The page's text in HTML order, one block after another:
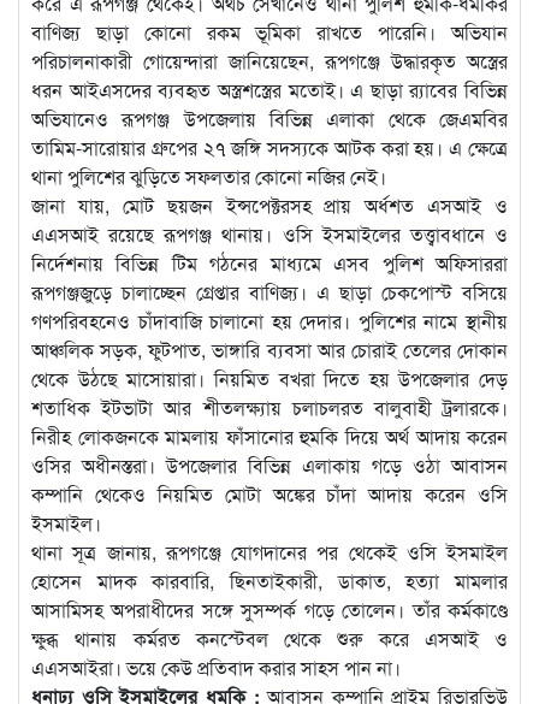
বাণিজ্য ছাড়া কোনো রকম ভূমিকা রাখতে পারেনি। অভিযান
পরিচালনাকারী গোয়েন্দারা জানিয়েছেন, রূপগঞ্জে উদ্ধারকৃত অস্ত্রের
ধরন আইএসদের ব্যবহৃত অস্ত্রশস্ত্রের মতোই। এ ছাড়া র‌্যাবের বিভিন্ন
অভিযানেও রূপগঞ্জ উপজেলায় বিভিন্ন এলাকা থেকে জেএমবির
তামিম-সারোয়ার গ্রুপের ২৭ জঙ্গি সদস্যকে আটক করা হয়। এ ক্ষেত্রে
থানা পুলিশের ঝুড়িতে সফলতার কোনো নজির নেই।
জানা যায়, মোট ছয়জন ইন্সপেক্টরসহ প্রায় অর্ধশত এসআই ও
এএসআই রয়েছে রূপগঞ্জ থানায়। ওসি ইসমাইলের তত্ত্বাবধানে ও
নির্দেশনায় বিভিন্ন টিম গঠনের মাধ্যমে এসব পুলিশ অফিসাররা
রূপগঞ্জজুড়ে চালাচ্ছেন গ্রেপ্তার বাণিজ্য। এ ছাড়া চেকপোস্ট বসিয়ে
গণপরিবহনেও চাঁদাবাজি চালানো হয় দেদার। পুলিশের নামে স্থানীয়
আঞ্চলিক সড়ক, ফুটপাত, ভাঙ্গারি ব্যবসা আর চোরাই তেলের দোকান
থেকে উঠছে মাসোয়ারা। নিয়মিত বখরা দিতে হয় উপজেলার দেড়
শতাধিক ইটভাটা আর শীতলক্ষ্যায় চলাচলরত বালুবাহী ট্রলারকে।
নিরীহ লোকজনকে মামলায় ফাঁসানোর হুমকি দিয়ে অর্থ আদায় করেন
ওসির অধীনস্তরা। উপজেলার বিভিন্ন এলাকায় গড়ে ওঠা আবাসন
কম্পানি থেকেও নিয়মিত মোটা অঙ্কের চাঁদা আদায় করেন ওসি
ইসমাইল।
থানা সূত্র জানায়, রূপগঞ্জে যোগদানের পর থেকেই ওসি ইসমাইল
হোসেন মাদক কারবারি, ছিনতাইকারী, ডাকাত, হত্যা মামলার
আসামিসহ অপরাধীদের সঙ্গে সুসম্পর্ক গড়ে তোলেন। তাঁর কর্মকাণ্ডে
ক্ষুব্ধ থানায় কর্মরত কনস্টেবল থেকে শুরু করে এসআই ও
এএসআইরা। ভয়ে কেউ প্রতিবাদ করার সাহস পান না।
ধনাঢ্য ওসি ইসমাইলের ধমকি : আবাসন কম্পানি প্রাইম রিভারভিউ